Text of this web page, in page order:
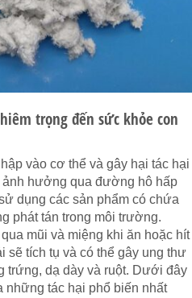
trọng đến sức khỏe con
vào cơ thể và gây hại tác hại
ảnh hưởng qua đường hô hấp
dụng các sản phẩm có chứa
phát tán trong môi trường.
mũi và miệng khi ăn hoặc hít
sẽ tích tụ và có thể gây ung thư
trứng, dạ dày và ruột. Dưới đây
những tác hại phổ biến nhất